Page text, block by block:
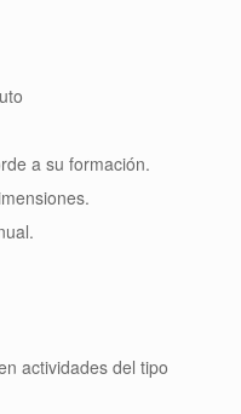
a su formación.
actividades del tipo